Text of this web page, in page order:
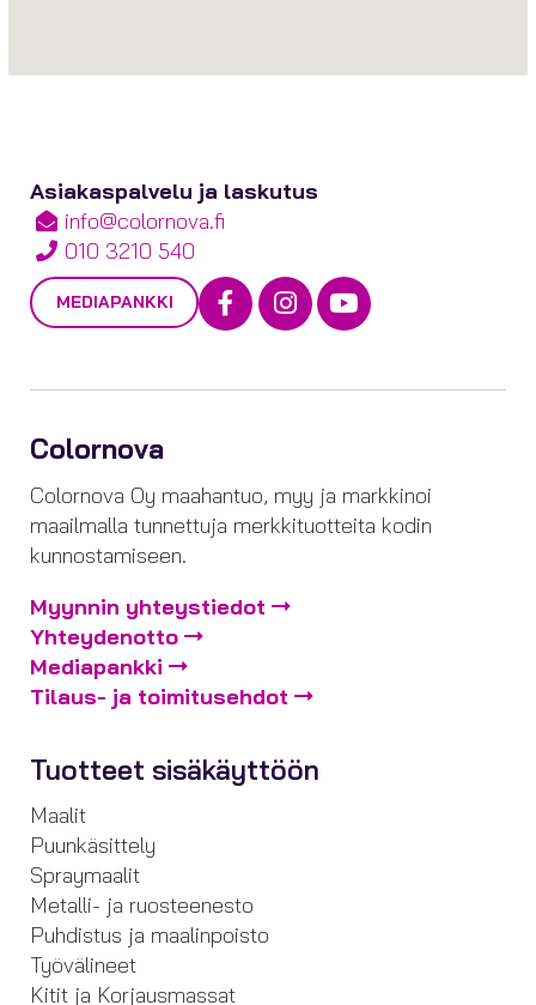
Asiakaspalvelu ja laskutus
info@colornova.fi
010 3210 540
MEDIAPANKKI Facebook
Instagram
Youtube
Colornova
Colornova Oy maahantuo, myy ja markkinoi
maailmalla tunnettuja merkkituotteita kodin
kunnostamiseen.
Myynnin yhteystiedot
Yhteydenotto
Mediapankki
Tilaus- ja toimitusehdot
Tuotteet sisäkäyttöön
Maalit
Puunkäsittely
Spraymaalit
Metalli- ja ruosteenesto
Puhdistus ja maalinpoisto
Työvälineet
Kitit ja Korjausmassat